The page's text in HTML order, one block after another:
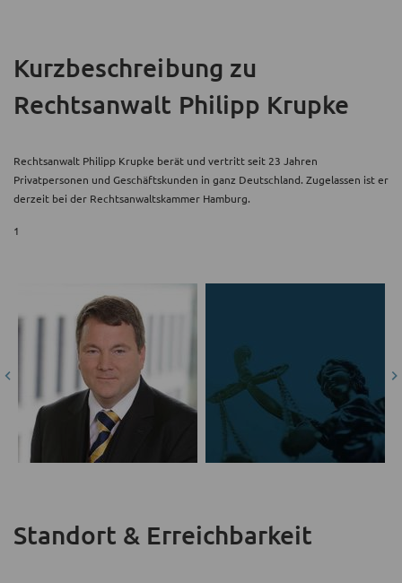
Kurzbeschreibung zu
Rechtsanwalt Philipp Krupke
Rechtsanwalt Philipp Krupke berät und vertritt seit 23 Jahren
Privatpersonen und Geschäftskunden in ganz Deutschland. Zugelassen ist er
derzeit bei der Rechtsanwaltskammer Hamburg.
1
Standort & Erreichbarkeit